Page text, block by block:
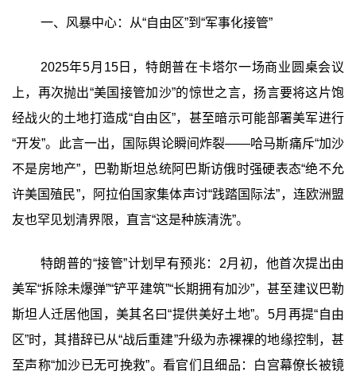
一、风暴中心：从“自由区”到“军事化接管”
2025年5月15日，特朗普在卡塔尔一场商业圆桌会议
上，再次抛出“美国接管加沙”的惊世之言，扬言要将这片饱
经战火的土地打造成“自由区”，甚至暗示可能部署美军进行
“开发”。此言一出，国际舆论瞬间炸裂——哈马斯痛斥“加沙
不是房地产”，巴勒斯坦总统阿巴斯访俄时强硬表态“绝不允
许美国殖民”，阿拉伯国家集体声讨“践踏国际法”，连欧洲盟
友也罕见划清界限，直言“这是种族清洗”。
特朗普的“接管”计划早有预兆：2月初，他首次提出由
美军“拆除未爆弹”“铲平建筑”“长期拥有加沙”，甚至建议巴勒
斯坦人迁居他国，美其名曰“提供美好土地”。5月再提“自由
区”时，其措辞已从“战后重建”升级为赤裸裸的地缘控制，甚
至声称“加沙已无可挽救”。看官们且细品：白宫幕僚长被镜